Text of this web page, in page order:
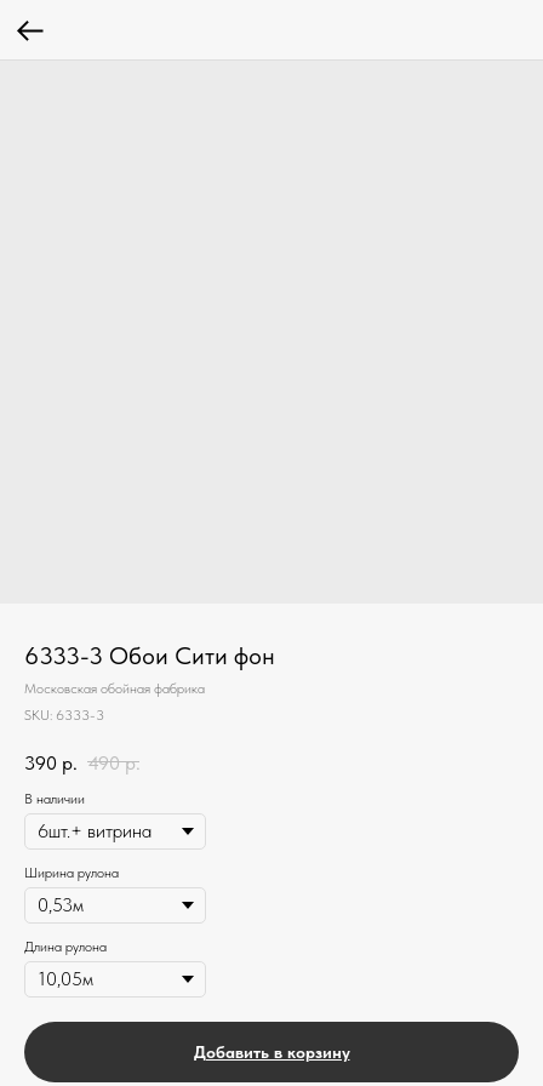
6333-3 Обои Сити фон
Московская обойная фабрика
SKU: 6333-3
390 р. 490 р.
В наличии
Ширина рулона
Длина рулона
Добавить в корзину